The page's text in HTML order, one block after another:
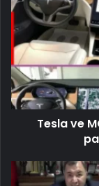
Tesla ve